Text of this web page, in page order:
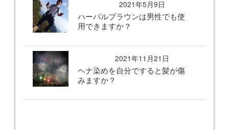
2021年5月9日
ハーバルブラウンは男性でも使
用できますか？
2021年11月21日
ヘナ染めを自分ですると髪が傷
みますか？